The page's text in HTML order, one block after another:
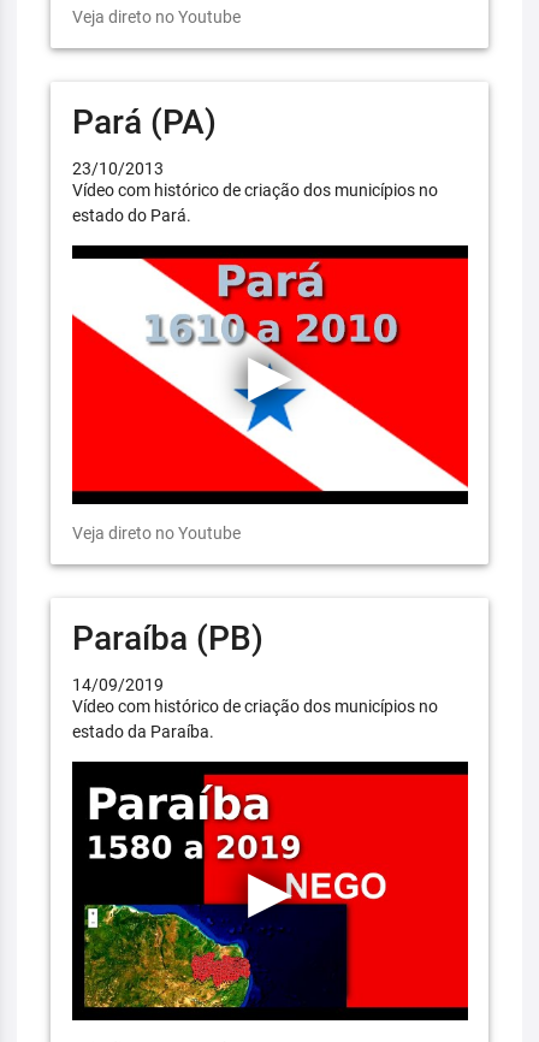
Veja direto no Youtube
Pará (PA)
23/10/2013
Vídeo com histórico de criação dos municípios no
estado do Pará.
Veja direto no Youtube
Paraíba (PB)
14/09/2019
Vídeo com histórico de criação dos municípios no
estado da Paraíba.